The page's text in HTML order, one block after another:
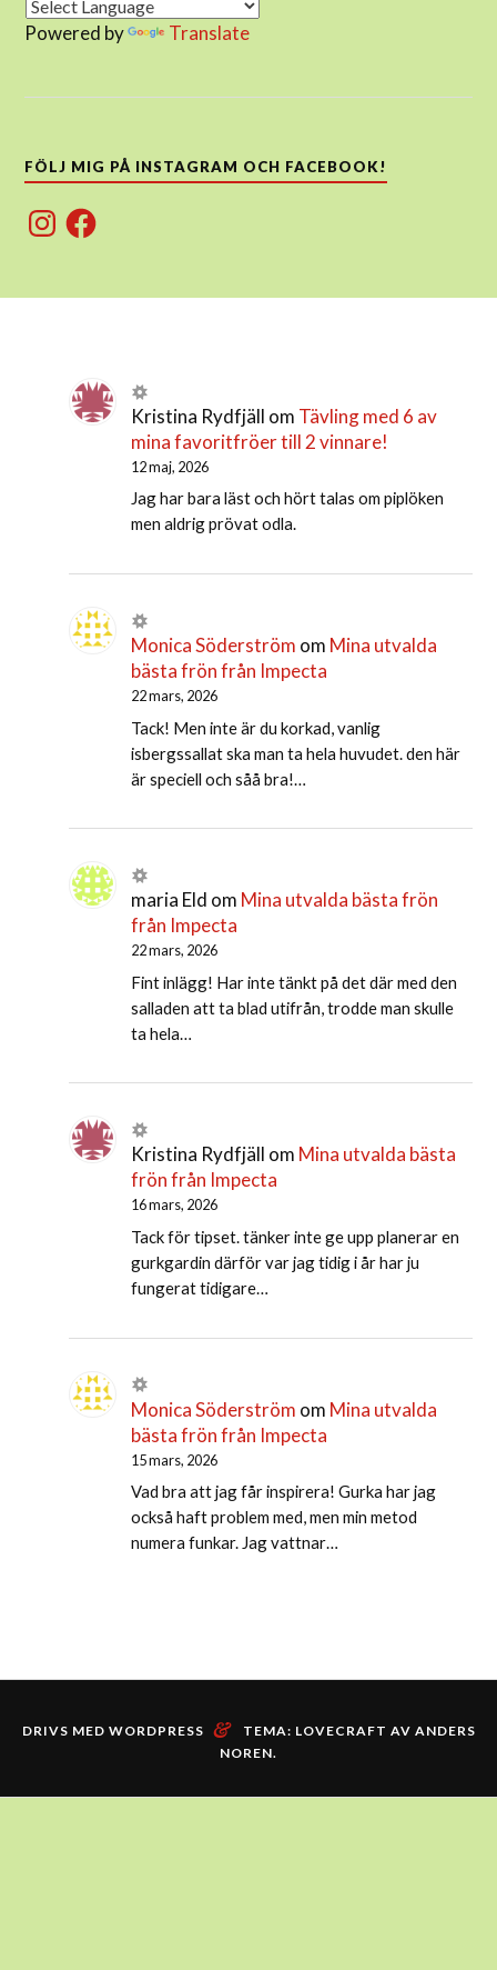
Powered by Translate
FÖLJ MIG PÅ INSTAGRAM OCH FACEBOOK!
InstagramFacebook
Kristina Rydfjäll om Tävling med 6 av
mina favoritfröer till 2 vinnare!
12 maj, 2026
Jag har bara läst och hört talas om piplöken
men aldrig prövat odla.
Monica Söderström om Mina utvalda
bästa frön från Impecta
22 mars, 2026
Tack! Men inte är du korkad, vanlig
isbergssallat ska man ta hela huvudet. den här
är speciell och såå bra!…
maria Eld om Mina utvalda bästa frön
från Impecta
22 mars, 2026
Fint inlägg! Har inte tänkt på det där med den
salladen att ta blad utifrån, trodde man skulle
ta hela…
Kristina Rydfjäll om Mina utvalda bästa
frön från Impecta
16 mars, 2026
Tack för tipset. tänker inte ge upp planerar en
gurkgardin därför var jag tidig i år har ju
fungerat tidigare…
Monica Söderström om Mina utvalda
bästa frön från Impecta
15 mars, 2026
Vad bra att jag får inspirera! Gurka har jag
också haft problem med, men min metod
numera funkar. Jag vattnar…
DRIVS MED WORDPRESS & TEMA: LOVECRAFT AV ANDERS
NOREN.